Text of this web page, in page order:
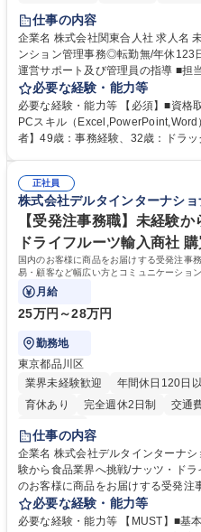
仕事の内容
企業名 株式会社関東合人社 求人名 未経験・ベテラン歓迎【お茶の水】マ
ンション管理事務◎転勤無/年休123日 仕事の内容 ■マンション管理組合
運営サポート及び管理員の指導 ■担
事務所内での事務業務等 ★異業界か
【年収補足】532万円 ＋別途インセ
実績） ＋管理業務主任者資格手当
人社計画研究所社のグループ会社と
無/年休123日
必要な経験・能力等
必要な経験・能力等 【必須】■資格
PCスキル（Excel,PowerPoint,Word） ■積極的に行動できる方 【
者】49歳：事務経験、32歳：ドラッグストア勤
得出来ております！ 【魅力】■フレ
を一律支給！ ■管理業務主任者資格取得後には50,000円/月の手当あり！
学歴・資格 学歴：大学院 大学 高専
一種運転免許普通自動車
正社員
株式会社デルタインターナショ
【受発注事務職】未経験
ドライフルーツ輸入商社
国内のお客様に商品をお届けする受発注事
易・顧客など幅広い方とコミュニケーショ
す。
月給
25万円～28万円
勤務地
東京都品川区
業界未経験歓迎
年間休日120日
育休あり
完全週休2日制 交通
土日祝休み
仕事の内容
企業名 株式会社デルタインターナショナル 求人名 【受発注
験から食品業界へ挑戦/ナッツ・ドライフルー
のお客様に商品をお届けする受発注
仕入れ・貿易・顧客など幅広い方と
を進められるポジションです。 ■受発注業務（基幹システムへの入力、入
必要な経験・能力等
必要な経験・能力等 【MUST】■基